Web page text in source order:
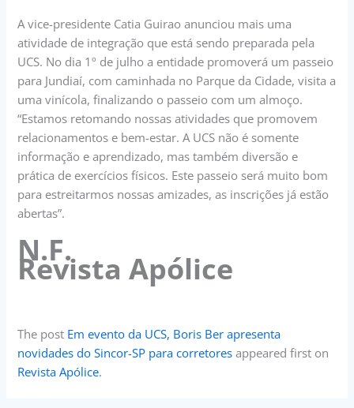
A vice-presidente Catia Guirao anunciou mais uma
atividade de integração que está sendo preparada pela
UCS. No dia 1º de julho a entidade promoverá um passeio
para Jundiaí, com caminhada no Parque da Cidade, visita a
uma vinícola, finalizando o passeio com um almoço.
“Estamos retomando nossas atividades que promovem
relacionamentos e bem-estar. A UCS não é somente
informação e aprendizado, mas também diversão e
prática de exercícios físicos. Este passeio será muito bom
para estreitarmos nossas amizades, as inscrições já estão
abertas”.
N.F.
Revista Apólice
The post Em evento da UCS, Boris Ber apresenta
novidades do Sincor-SP para corretores appeared first on
Revista Apólice.